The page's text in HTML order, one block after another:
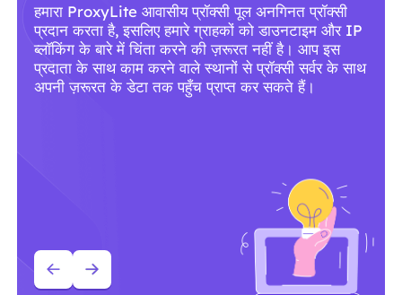
दुनिया भर में 86M+ से ज़्यादा स्रोत वाले आवासीय प्रॉक्सी के
साथ, ProxyLite असली प्रॉक्सी सर्वर के लिए सबसे बढ़िया
विकल्प है।